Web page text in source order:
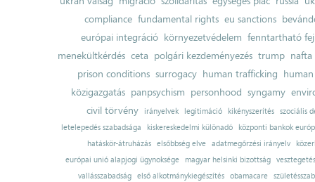
compliance fundamental rights eu sanctions
európai integráció környezetvédelem fenntartható
menekültkérdés ceta polgári kezdeményezés trump nafta
prison conditions surrogacy human trafficking
közigazgatás panpsychism personhood syngamy
civil törvény
irányelvek legitimáció kikényszerítés szociális
letelepedés szabadsága
kiskereskedelmi különadó
központi bankok
hatáskör-átruházás
elsőbbség elve adatmegőrzési irányelv
európai unió alapjogi ügynoksége
magyar helsinki bizottság
vesztegetés
vallásszabadság
első alkotmánykiegészítés obamacare